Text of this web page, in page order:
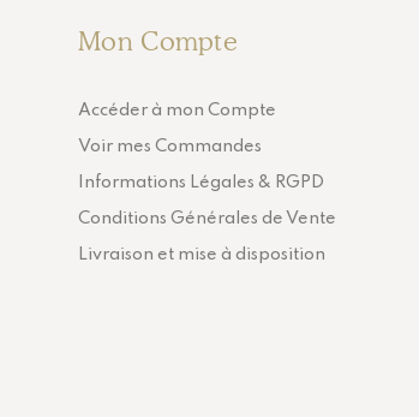
Mon Compte
Accéder à mon Compte
Voir mes Commandes
Informations Légales & RGPD
Conditions Générales de Vente
Livraison et mise à disposition